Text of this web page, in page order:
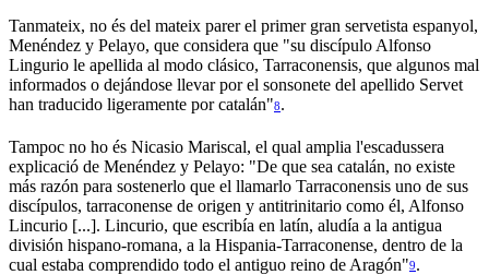
Tanmateix, no és del mateix parer el primer gran servetista espanyol,
Menéndez y Pelayo, que considera que "su discípulo Alfonso
Lingurio le apellida al modo clásico, Tarraconensis, que algunos mal
informados o dejándose llevar por el sonsonete del apellido Servet
han traducido ligeramente por catalán"8.
Tampoc no ho és Nicasio Mariscal, el qual amplia l'escadussera
explicació de Menéndez y Pelayo: "De que sea catalán, no existe
más razón para sostenerlo que el llamarlo Tarraconensis uno de sus
discípulos, tarraconense de origen y antitrinitario como él, Alfonso
Lincurio [...]. Lincurio, que escribía en latín, aludía a la antigua
división hispano-romana, a la Hispania-Tarraconense, dentro de la
cual estaba comprendido todo el antiguo reino de Aragón"9.